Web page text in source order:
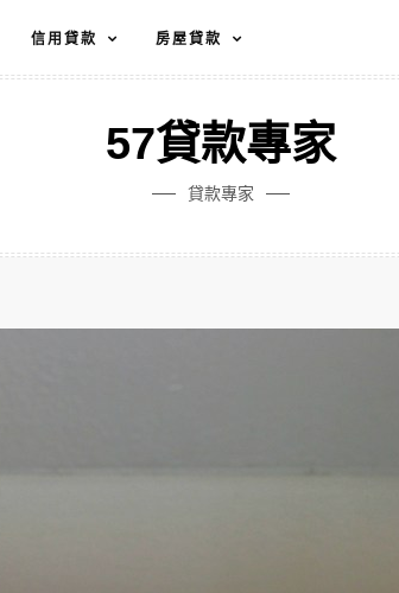
信用貸款 房屋貸款
57貸款專家
貸款專家